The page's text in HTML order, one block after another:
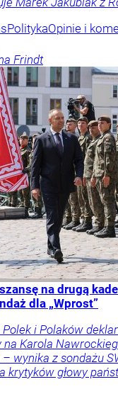
PolitykaOpinie i
Frindt
na drugą
dla „Wprost”
i Polaków
na Karola
wynika z sondażu
krytyków głowy